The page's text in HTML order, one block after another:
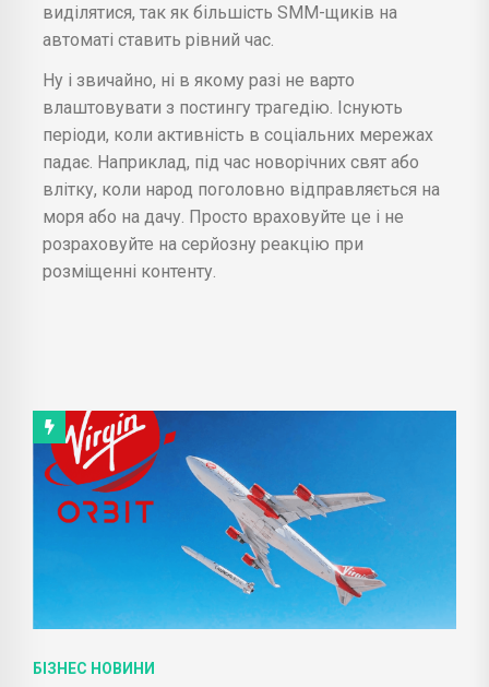
виділятися, так як більшість SMM-щиків на
автоматі ставить рівний час.
Ну і звичайно, ні в якому разі не варто
влаштовувати з постингу трагедію. Існують
періоди, коли активність в соціальних мережах
падає. Наприклад, під час новорічних свят або
влітку, коли народ поголовно відправляється на
моря або на дачу. Просто враховуйте це і не
розраховуйте на серйозну реакцію при
розміщенні контенту.
БІЗНЕС НОВИНИ